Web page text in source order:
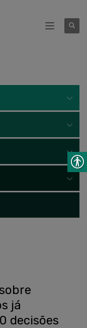
já
decisões